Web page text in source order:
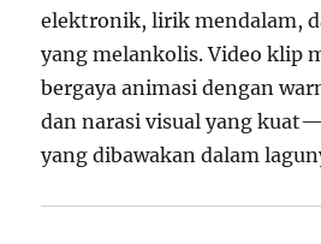
elektronik, lirik mendalam,
yang melankolis. Video klip
bergaya animasi dengan
dan narasi visual yang
yang dibawakan dalam